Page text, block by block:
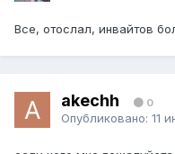
Все, отослал, инвайтов
akechh 0
Опубликовано: 11